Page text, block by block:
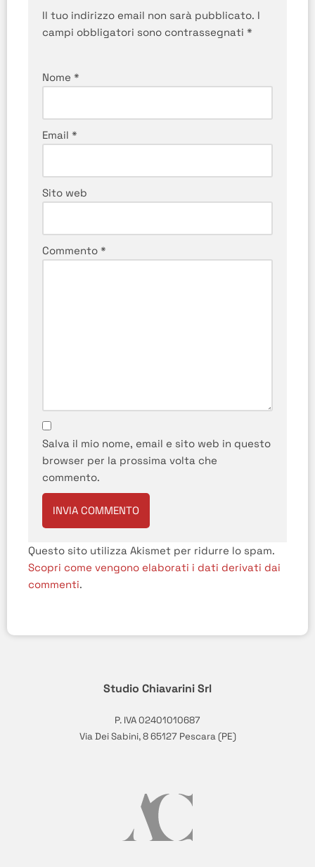
Il tuo indirizzo email non sarà pubblicato. I
campi obbligatori sono contrassegnati *
Nome *
Email *
Sito web
Commento *
Salva il mio nome, email e sito web in questo
browser per la prossima volta che
commento.
Questo sito utilizza Akismet per ridurre lo spam.
Scopri come vengono elaborati i dati derivati dai
commenti.
Studio Chiavarini Srl
P. IVA 02401010687
Via Dei Sabini, 8 65127 Pescara (PE)